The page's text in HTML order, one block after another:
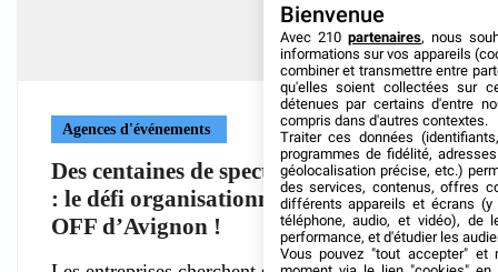
Agences d'événements
Des centaines de spectacles en parallèle
: le défi organisationnel du Festival
OFF d’Avignon !
Bienvenue
Avec 210 partenaires, nous
informations sur vos appareils
combiner et transmettre entre
qu'elles soient collectées sur
détenues par certains d'entre
compris dans d'autres contextes.
Traiter ces données
programmes de fidélité,
géolocalisation précise, etc.)
des services, contenus, offres
différents appareils et écrans (y
téléphone, audio, et vidéo), de
performance, et d'étudier les
Vous pouvez "tout accepter" et